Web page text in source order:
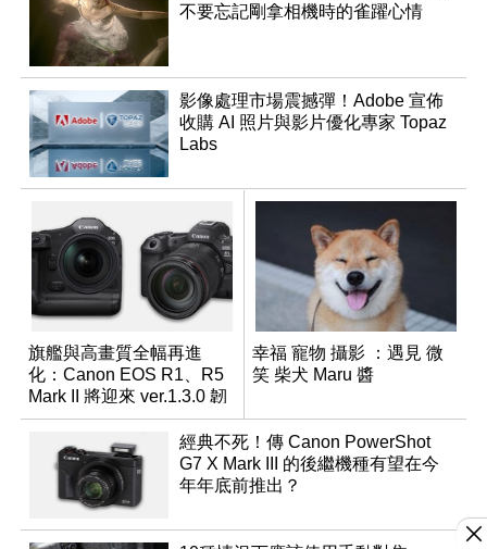
不要忘記剛拿相機時的雀躍心情
影像處理市場震撼彈！Adobe 宣佈
收購 AI 照片與影片優化專家 Topaz
Labs
旗艦與高畫質全幅再進
化：Canon EOS R1、R5
Mark II 將迎來 ver.1.3.0 韌
體更新
幸福 寵物 攝影 ：遇見 微
笑 柴犬 Maru 醬
經典不死！傳 Canon PowerShot
G7 X Mark III 的後繼機種有望在今
年年底前推出？